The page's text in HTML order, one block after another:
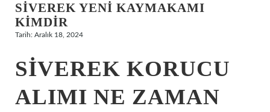
Hakkımızda
SIVEREK YENI KAYMAKAMI
KIMDIR
Tarih: Aralık 18, 2024
SIVEREK KORUCU
ALIMI NE ZAMAN